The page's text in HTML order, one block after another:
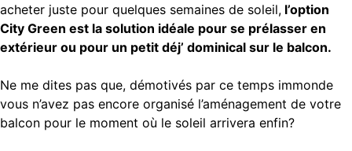
acheter juste pour quelques semaines de soleil, l’option
City Green est la solution idéale pour se prélasser en
extérieur ou pour un petit déj’ dominical sur le balcon.
Ne me dites pas que, démotivés par ce temps immonde
vous n’avez pas encore organisé l’aménagement de votre
balcon pour le moment où le soleil arrivera enfin?